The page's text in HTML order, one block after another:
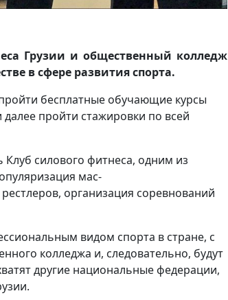
Грузии и общественный колледж
в сфере развития спорта.
бесплатные обучающие курсы
пройти стажировки по всей
силового фитнеса, одним из
мас-
организация соревнований
видом спорта в стране, с
колледжа и, следовательно, будут
другие национальные федерации,